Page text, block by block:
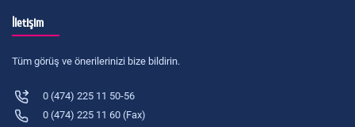
İletişim
Tüm görüş ve önerilerinizi bize bildirin.
0 (474) 225 11 50-56
0 (474) 225 11 60 (Fax)